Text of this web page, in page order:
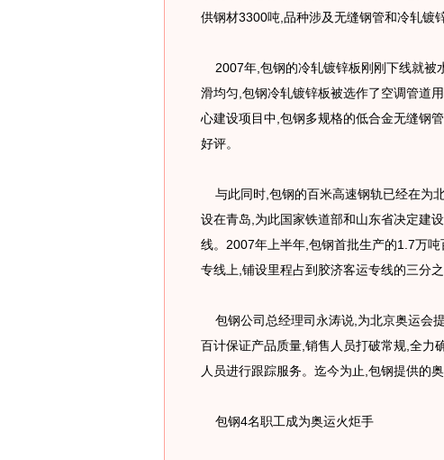
供钢材3300吨,品种涉及无缝钢管和冷轧镀
2007年,包钢的冷轧镀锌板刚刚下线就被
滑均匀,包钢冷轧镀锌板被选作了空调管道
心建设项目中,包钢多规格的低合金无缝钢
好评。
与此同时,包钢的百米高速钢轨已经在为
设在青岛,为此国家铁道部和山东省决定建
线。2007年上半年,包钢首批生产的1.7万
专线上,铺设里程占到胶济客运专线的三分之
包钢公司总经理司永涛说,为北京奥运会
百计保证产品质量,销售人员打破常规,全力
人员进行跟踪服务。迄今为止,包钢提供的
包钢4名职工成为奥运火炬手